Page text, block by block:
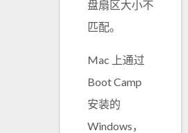
盘扇区大小不
匹配。
Mac 上通过
Boot Camp
安装的
Windows，